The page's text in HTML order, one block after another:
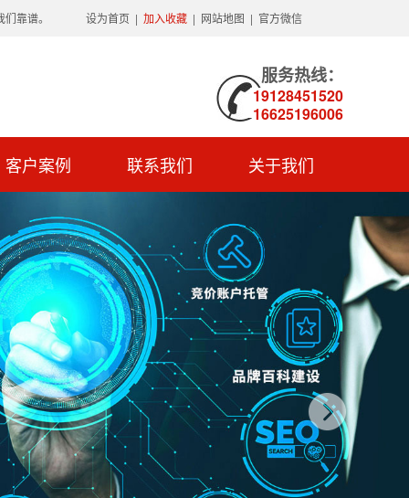
靠谱。 设为首页 | 加入收藏 | 网站地图 | 官方微信
服务热线：
19128451520
16625196006
客户案例 联系我们 关于我们